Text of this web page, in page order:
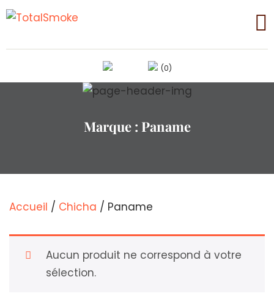
(0)
Marque : Paname
Accueil / Chicha / Paname
Aucun produit ne correspond à votre
sélection.